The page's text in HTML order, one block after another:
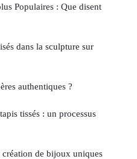
Populaires : Que disent
dans la sculpture sur
authentiques ?
tissés : un processus
de bijoux uniques